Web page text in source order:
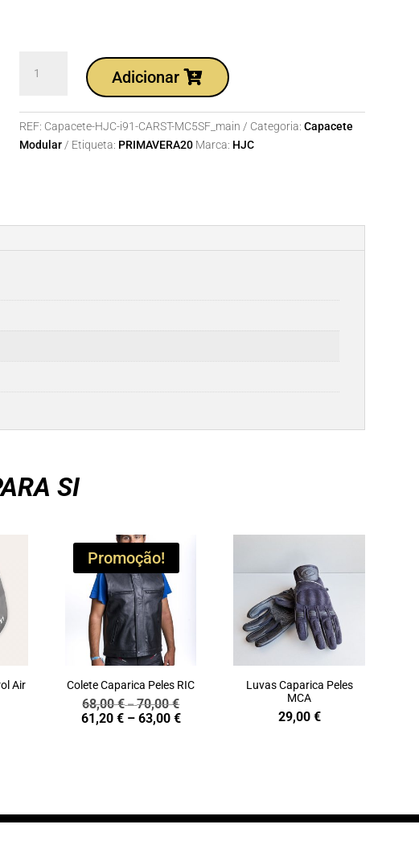
HJC
i91
CARST
Adicionar
REF: Capacete-HJC-i91-CARST-MC5SF_main Categoria: Capacete
Modular
Etiqueta: PRIMAVERA20 Marca: HJC
SI
Air
Promoção!
Colete Caparica Peles RIC
68,00€–70,00€Price
range:
61,20 € – 63,00 €Price
Luvas Caparica Peles
MCA
29,00 €